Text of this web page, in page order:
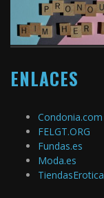
ENLACES
Condonia.com
FELGT.ORG
Fundas.es
Moda.es